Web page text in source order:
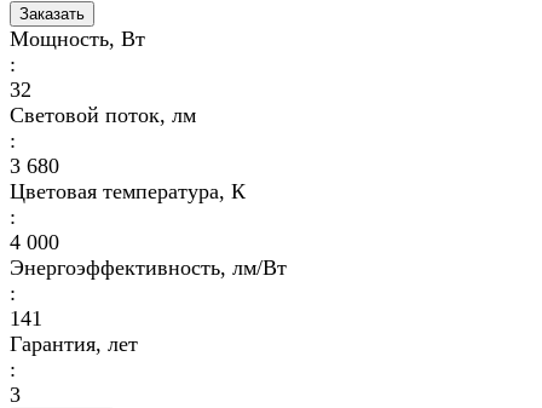
Заказать
Мощность, Вт
:
32
Световой поток, лм
:
3 680
Цветовая температура, К
:
4 000
Энергоэффективность, лм/Вт
:
141
Гарантия, лет
:
3